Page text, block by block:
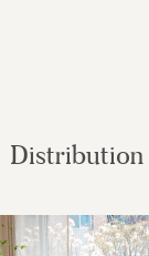
Distribution